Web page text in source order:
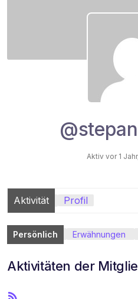
Aktiv vor 1
Aktivität Profil
Persönlich Erwähnungen
Aktivitäten der